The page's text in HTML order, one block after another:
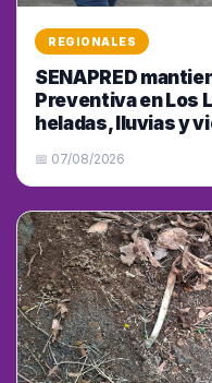
REGIONALES
SENAPRED
Preventiva en Los
heladas, lluvias y
📅 07/08/2026